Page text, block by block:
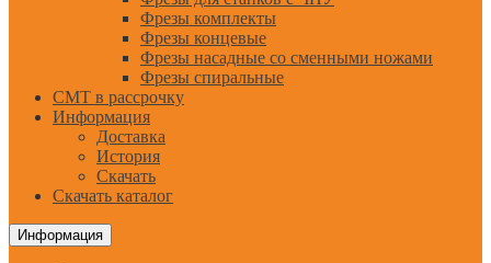
Фрезы комплекты
Фрезы концевые
Фрезы насадные со сменными ножами
Фрезы спиральные
CMT в рассрочку
Информация
Доставка
История
Скачать
Скачать каталог
Информация